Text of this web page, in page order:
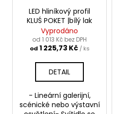
LED hliníkový profil
KLUŚ POKET |bílý lak
Vyprodáno
od 1 013 Kč bez DPH
od 1 225,73 Kč / ks
DETAIL
- Lineární galerijní,
scénické nebo výstavní